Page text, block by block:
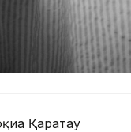
Қаратау